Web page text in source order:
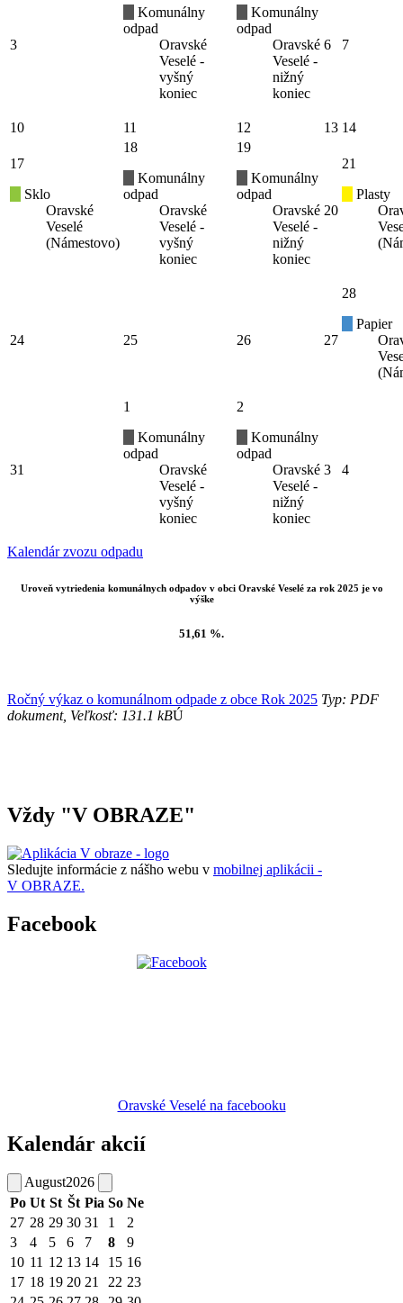
3
Komunálny
odpad
Oravské
Veselé -
vyšný
koniec
Komunálny
odpad
Oravské
Veselé -
nižný
koniec
6 7
10 11 12 13 14
17
Sklo
Oravské
Veselé
(Námestovo)
18
Komunálny
odpad
Oravské
Veselé -
vyšný
koniec
19
Komunálny
odpad
Oravské
Veselé -
nižný
koniec
20
21
Plasty
24 25 26 27
28
Papier
31
1
Komunálny
odpad
Oravské
Veselé -
vyšný
koniec
2
Komunálny
odpad
Oravské
Veselé -
nižný
koniec
3 4
Kalendár zvozu odpadu
Uroveň vytriedenia komunálnych odpadov v obci Oravské Veselé za rok 2025 je vo
výške
51,61 %.
Ročný výkaz o komunálnom odpade z obce Rok 2025 Typ: PDF
dokument, Veľkosť: 131.1 kBÚ
Vždy "V OBRAZE"
Sledujte informácie z nášho webu v mobilnej aplikácii -
V OBRAZE.
Facebook
Oravské Veselé na facebooku
Kalendár akcií
August2026
Po Ut St Št Pia So Ne
27 28 29 30 31 1
2
3
4 5 6 7 8
9
10 11 12 13 14 15 16
17 18 19 20 21 22 23